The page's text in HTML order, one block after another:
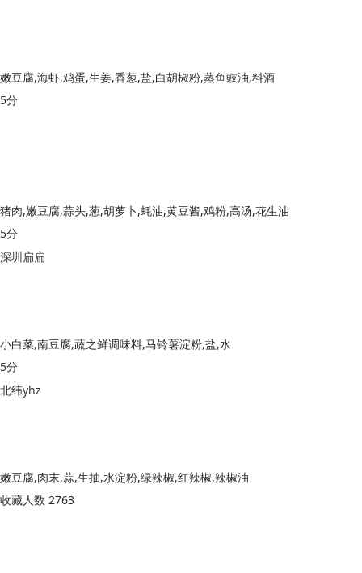
嫩豆腐,海虾,鸡蛋,生姜,香葱,盐,白胡椒粉,蒸鱼豉油,料酒
5分
猪肉,嫩豆腐,蒜头,葱,胡萝卜,蚝油,黄豆酱,鸡粉,高汤,花生油
5分
深圳扁扁
小白菜,南豆腐,蔬之鲜调味料,马铃薯淀粉,盐,水
5分
北纬yhz
嫩豆腐,肉末,蒜,生抽,水淀粉,绿辣椒,红辣椒,辣椒油
收藏人数 2763